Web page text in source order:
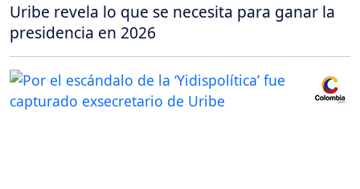
Uribe revela lo que se necesita para ganar la
presidencia en 2026